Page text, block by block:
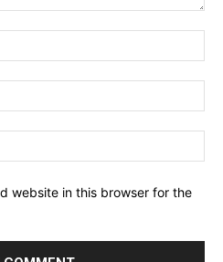
website in this browser for the